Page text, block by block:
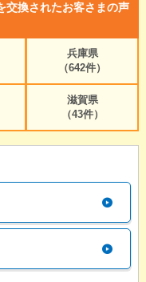
交換されたお客さまの声
兵庫県
（642件）
滋賀県
（43件）